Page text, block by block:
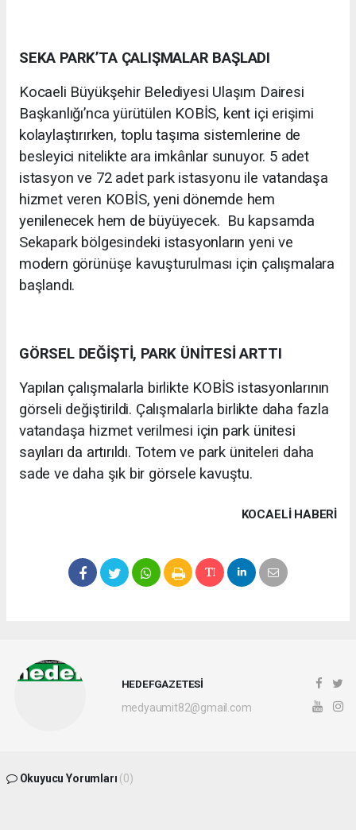
SEKA PARK’TA ÇALIŞMALAR BAŞLADI
Kocaeli Büyükşehir Belediyesi Ulaşım Dairesi
Başkanlığı’nca yürütülen KOBİS, kent içi erişimi
kolaylaştırırken, toplu taşıma sistemlerine de
besleyici nitelikte ara imkânlar sunuyor. 5 adet
istasyon ve 72 adet park istasyonu ile vatandaşa
hizmet veren KOBİS, yeni dönemde hem
yenilenecek hem de büyüyecek. Bu kapsamda
Sekapark bölgesindeki istasyonların yeni ve
modern görünüşe kavuşturulması için çalışmalara
başlandı.
GÖRSEL DEĞİŞTİ, PARK ÜNİTESİ ARTTI
Yapılan çalışmalarla birlikte KOBİS istasyonlarının
görseli değiştirildi. Çalışmalarla birlikte daha fazla
vatandaşa hizmet verilmesi için park ünitesi
sayıları da artırıldı. Totem ve park üniteleri daha
sade ve daha şık bir görsele kavuştu.
KOCAELI HABERİ
HEDEFGAZETESİ
medyaumit82@gmail.com
Okuyucu Yorumları (0)